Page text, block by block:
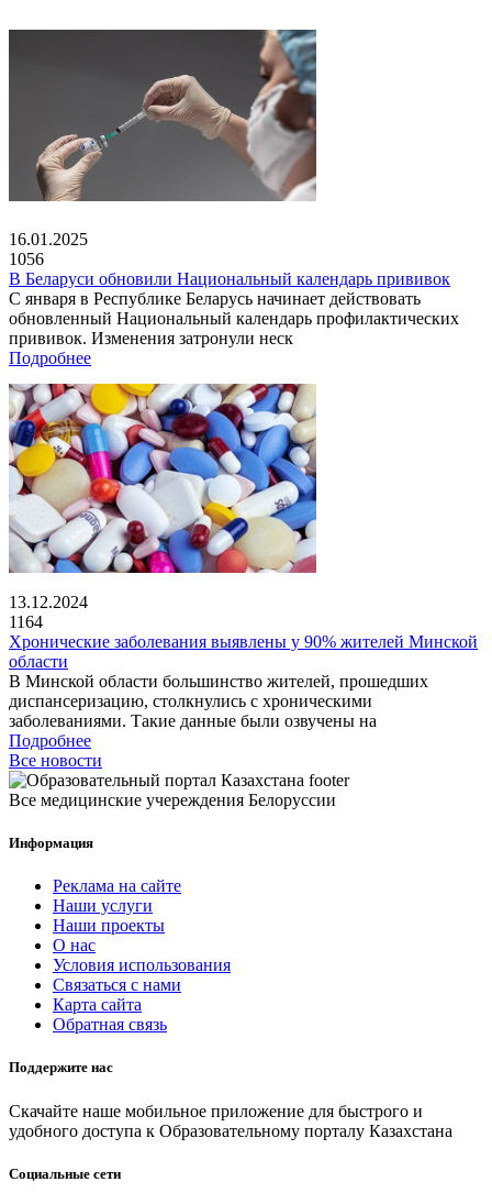
16.01.2025
1056
В Беларуси обновили Национальный календарь прививок
С января в Республике Беларусь начинает действовать
обновленный Национальный календарь профилактических
прививок. Изменения затронули неск
Подробнее
13.12.2024
1164
Хронические заболевания выявлены у 90% жителей Минской
области
В Минской области большинство жителей, прошедших
диспансеризацию, столкнулись с хроническими
заболеваниями. Такие данные были озвучены на
Подробнее
Все новости
Все медицинские учереждения Белоруссии
Информация
Реклама на сайте
Наши услуги
Наши проекты
О нас
Условия использования
Связаться с нами
Карта сайта
Обратная связь
Поддержите нас
Скачайте наше мобильное приложение для быстрого и
удобного доступа к Образовательному порталу Казахстана
Социальные сети